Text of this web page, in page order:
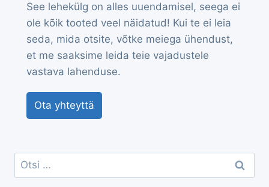
See lehekülg on alles uuendamisel, seega ei
ole kõik tooted veel näidatud! Kui te ei leia
seda, mida otsite, võtke meiega ühendust,
et me saaksime leida teie vajadustele
vastava lahenduse.
Ota yhteyttä
Otsi: